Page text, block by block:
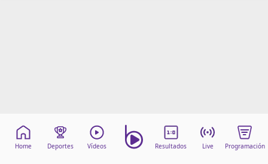
Home Deportes Vídeos Resultados Live Programación